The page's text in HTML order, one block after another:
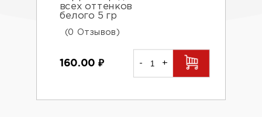
всех оттенков
белого 5 гр
(0 Отзывов)
160.00 ₽ - +